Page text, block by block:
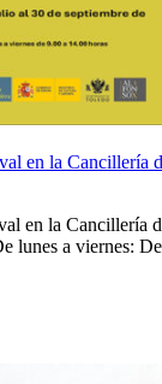
en la Cancillería
en la Cancillería
lunes a viernes: De